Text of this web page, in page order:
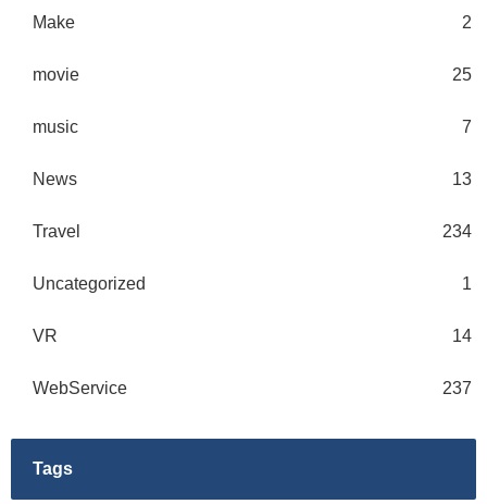
Make 2
movie 25
music 7
News 13
Travel 234
Uncategorized 1
VR 14
WebService 237
Tags